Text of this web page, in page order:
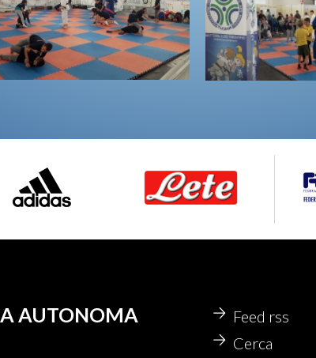
AUTONOMA
Feed rss
Cerca